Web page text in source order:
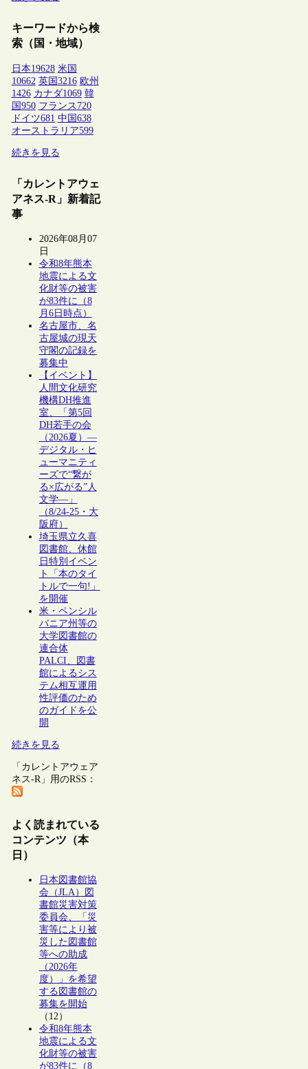
キーワードから検
索（国・地域）
日本19628 米国
10662 英国 3216 欧州
1426 カナダ1069 韓
国 950 フランス 720
ドイツ681 中国 638
オーストラリア599
続きを見る
「カレントアウェ
アネス-R」新着記
事
2026年08月07
日
令和8年熊本
地震による文
化財等の被害
が83件に（8
月6日時点）
名古屋市、名
古屋城の現天
守閣の記録を
募集中
【イベント】
人間文化研究
機構DH推進
室、「第5回
DH若手の会
（2026夏）―
デジタル・ヒ
ューマニティ
ーズで“繋が
る×広がる”人
文学―」
（8/24-25・大
阪府）
埼玉県立久喜
図書館、休館
日特別イベン
ト「本のタイ
トルで一句!」
を開催
米・ペンシル
バニア州等の
大学図書館の
連合体
PALCI、図書
館によるシス
テム相互運用
性評価のため
のガイドを公
開
続きを見る
「カレントアウェア
ネス-R」用のRSS：
よく読まれている
コンテンツ（本
日）
日本図書館協
会（JLA）図
書館災害対策
委員会、「災
害等により被
災した図書館
等への助成
（2026年
度）」を希望
する図書館の
募集を開始
（12）
令和8年熊本
地震による文
化財等の被害
が83件に（8